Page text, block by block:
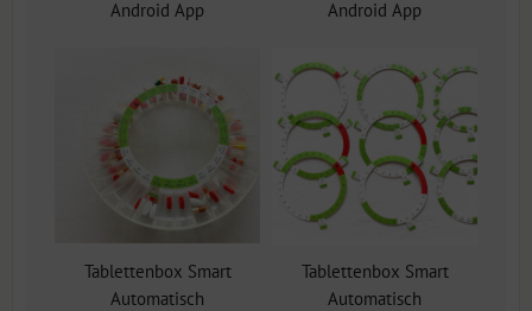
Android App
Android App
Tablettenbox Smart
Automatisch
Tablettenbox Smart
Automatisch